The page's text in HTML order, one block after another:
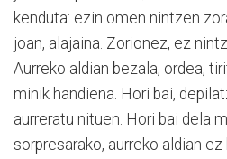
kenduta: ezin omen nintzen
joan, alajaina. Zorionez, ez
Aurreko aldian bezala, ordea,
minik handiena. Hori bai,
aurreratu nituen. Hori bai dela
sorpresarako, aurreko aldian